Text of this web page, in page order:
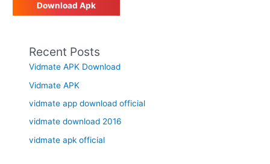
Download Apk
Recent Posts
Vidmate APK Download
Vidmate APK
vidmate app download official
vidmate download 2016
vidmate apk official